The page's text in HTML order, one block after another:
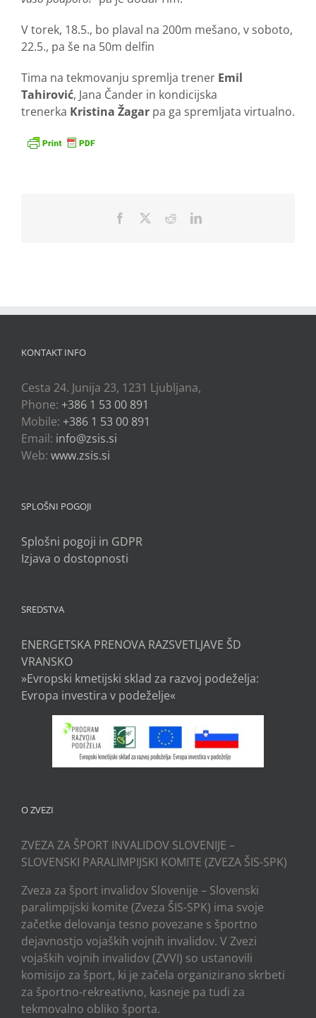
V torek, 18.5., bo plaval na 200m mešano, v soboto,
22.5., pa še na 50m delfin
Tima na tekmovanju spremlja trener Emil
Tahirović, Jana Čander in kondicijska
trenerka Kristina Žagar pa ga spremljata virtualno.
Facebook RedditLinkedIn
KONTAKT INFO
Cesta 24. Junija 23, 1231 Ljubljana,
Phone: +386 1 53 00 891
Mobile: +386 1 53 00 891
Email: info@zsis.si
Web: www.zsis.si
SPLOŠNI POGOJI
Splošni pogoji in GDPR
Izjava o dostopnosti
SREDSTVA
ENERGETSKA PRENOVA RAZSVETLJAVE ŠD
VRANSKO
»Evropski kmetijski sklad za razvoj podeželja:
Evropa investira v podeželje«
O ZVEZI
ZVEZA ZA ŠPORT INVALIDOV SLOVENIJE –
SLOVENSKI PARALIMPIJSKI KOMITE (ZVEZA ŠIS-SPK)
Zveza za šport invalidov Slovenije – Slovenski
paralimpijski komite (Zveza ŠIS-SPK) ima svoje
začetke delovanja tesno povezane s športno
dejavnostjo vojaških vojnih invalidov. V Zvezi
vojaških vojnih invalidov (ZVVI) so ustanovili
komisijo za šport, ki je začela organizirano skrbeti
za športno-rekreativno, kasneje pa tudi za
tekmovalno obliko športa.